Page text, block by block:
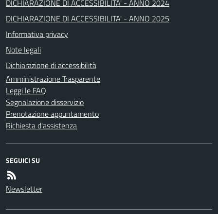
DICHIARAZIONE DI ACCESSIBILITA' - ANNO 2024
DICHIARAZIONE DI ACCESSIBILITA' - ANNO 2025
Informativa privacy
Note legali
Dichiarazione di accessibilità
Amministrazione Trasparente
Leggi le FAQ
Segnalazione disservizio
Prenotazione appuntamento
Richiesta d'assistenza
SEGUICI SU
Newsletter